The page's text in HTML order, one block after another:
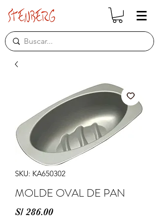
SKU: KA650302
MOLDE OVAL DE PAN
S/ 286.00Precio